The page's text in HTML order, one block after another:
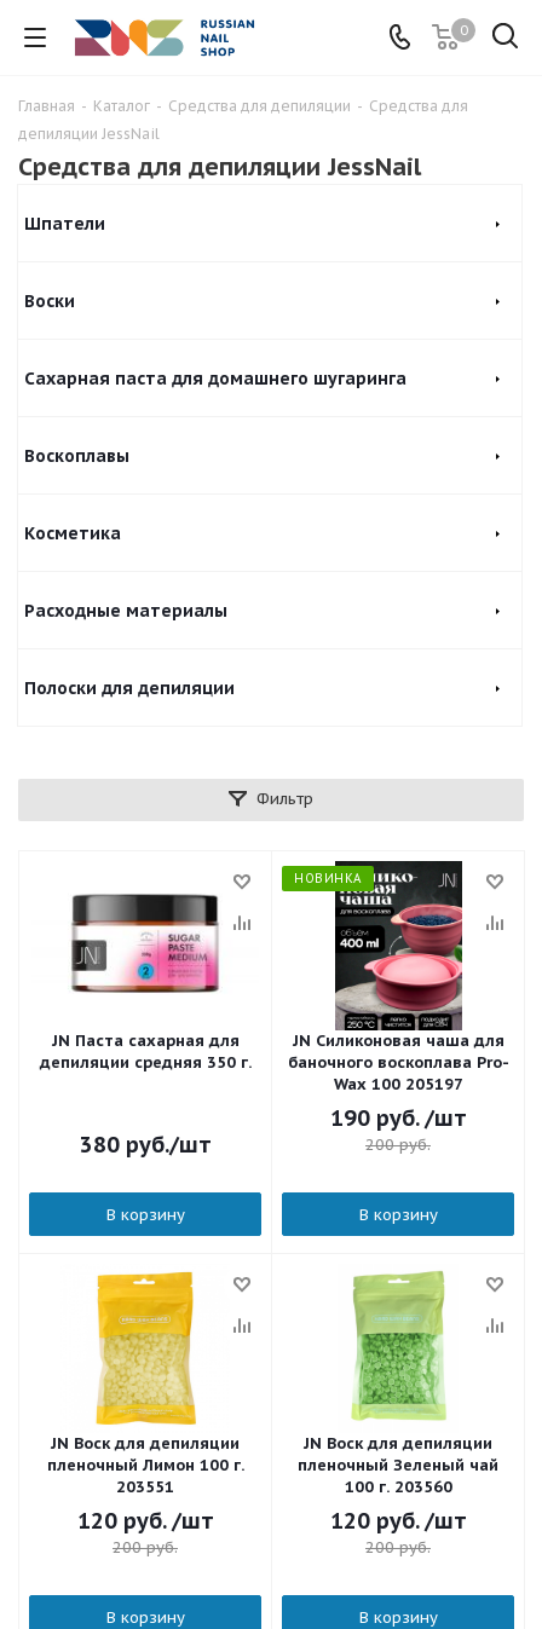
0
Главная - Каталог - Средства для депиляции - Средства для
депиляции JessNail
Средства для депиляции JessNail
Шпатели
Воски
Сахарная паста для домашнего шугаринга
Воскоплавы
Косметика
Расходные материалы
Полоски для депиляции
Фильтр
JN Паста сахарная для
депиляции средняя 350 г.
380руб./шт
В корзину
НОВИНКА
JN Силиконовая чаша для
баночного воскоплава Pro-
Wax 100 205197
190руб. /шт
200руб.
В корзину
JN Воск для депиляции
пленочный Лимон 100 г.
203551
120руб. /шт
200руб.
В корзину
JN Воск для депиляции
пленочный Зеленый чай
100 г. 203560
120руб. /шт
200руб.
В корзину